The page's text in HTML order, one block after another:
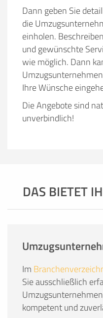
Dann geben Sie
die
einholen.
und gewünschte
wie möglich. Dann
Ihre Wünsche
Die Angebote sind
unverbindlich!
DAS BIETET
Im
Sie ausschließlich
kompetent und